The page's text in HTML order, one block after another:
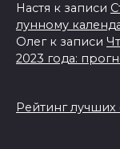
Настя к записи
лунному
Олегк записи
2023 года:
Рейтинг